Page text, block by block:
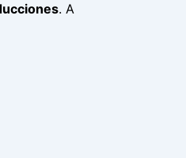
. A